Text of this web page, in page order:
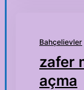
Bahçelievler
zafer
açma